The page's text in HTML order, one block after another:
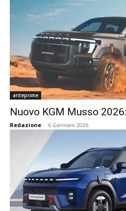
anteprime
Nuovo KGM Musso
Redazione - 6 Gennaio 2026